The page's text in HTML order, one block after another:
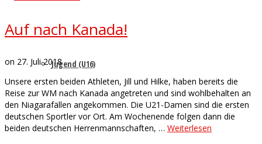
Jugend (U16)
Auf nach Kanada!
on 27. Juli 2018
Unsere ersten beiden Athleten, Jill und Hilke, haben bereits die
Reise zur WM nach Kanada angetreten und sind wohlbehalten an
den Niagarafällen angekommen. Die U21-Damen sind die ersten
deutschen Sportler vor Ort. Am Wochenende folgen dann die
beiden deutschen Herrenmannschaften, … Weiterlesen